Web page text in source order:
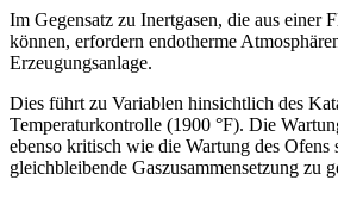
Im Gegensatz zu Inertgasen, die aus einer
können, erfordern endotherme
Erzeugungsanlage.
Dies führt zu Variablen hinsichtlich des
Temperaturkontrolle (1900 °F). Die
ebenso kritisch wie die Wartung des Ofens
gleichbleibende Gaszusammensetzung zu